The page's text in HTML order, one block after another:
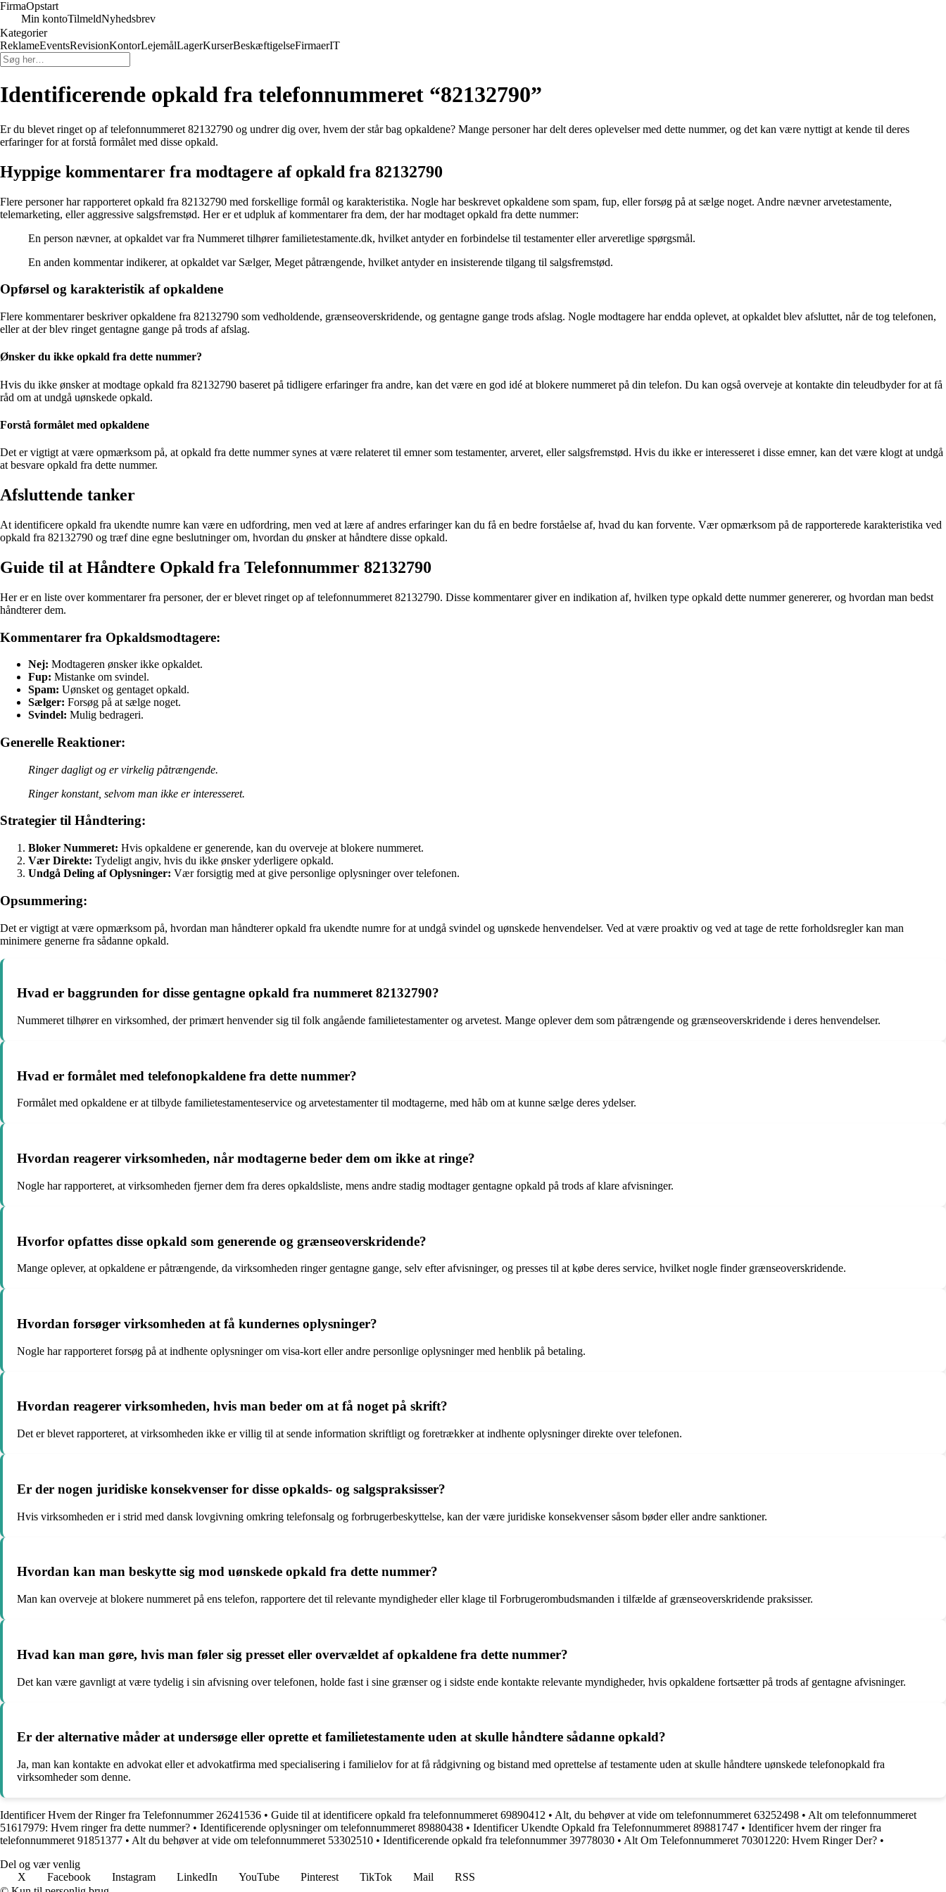
FirmaOpstart
Min kontoTilmeldNyhedsbrev
Kategorier
ReklameEventsRevisionKontorLejemålLagerKurserBeskæftigelseFirmaerIT
Identificerende opkald fra telefonnummeret “82132790”
Er du blevet ringet op af telefonnummeret 82132790 og undrer dig over, hvem der står bag opkaldene? Mange personer har delt deres oplevelser med dette nummer, og det kan være nyttigt at kende til deres
erfaringer for at forstå formålet med disse opkald.
Hyppige kommentarer fra modtagere af opkald fra 82132790
Flere personer har rapporteret opkald fra 82132790 med forskellige formål og karakteristika. Nogle har beskrevet opkaldene som spam, fup, eller forsøg på at sælge noget. Andre nævner arvetestamente,
telemarketing, eller aggressive salgsfremstød. Her er et udpluk af kommentarer fra dem, der har modtaget opkald fra dette nummer:
En person nævner, at opkaldet var fra Nummeret tilhører familietestamente.dk, hvilket antyder en forbindelse til testamenter eller arveretlige spørgsmål.
En anden kommentar indikerer, at opkaldet var Sælger, Meget påtrængende, hvilket antyder en insisterende tilgang til salgsfremstød.
Opførsel og karakteristik af opkaldene
Flere kommentarer beskriver opkaldene fra 82132790 som vedholdende, grænseoverskridende, og gentagne gange trods afslag. Nogle modtagere har endda oplevet, at opkaldet blev afsluttet, når de tog telefonen,
eller at der blev ringet gentagne gange på trods af afslag.
Ønsker du ikke opkald fra dette nummer?
Hvis du ikke ønsker at modtage opkald fra 82132790 baseret på tidligere erfaringer fra andre, kan det være en god idé at blokere nummeret på din telefon. Du kan også overveje at kontakte din teleudbyder for at få
råd om at undgå uønskede opkald.
Forstå formålet med opkaldene
Det er vigtigt at være opmærksom på, at opkald fra dette nummer synes at være relateret til emner som testamenter, arveret, eller salgsfremstød. Hvis du ikke er interesseret i disse emner, kan det være klogt at undgå
at besvare opkald fra dette nummer.
Afsluttende tanker
At identificere opkald fra ukendte numre kan være en udfordring, men ved at lære af andres erfaringer kan du få en bedre forståelse af, hvad du kan forvente. Vær opmærksom på de rapporterede karakteristika ved
opkald fra 82132790 og træf dine egne beslutninger om, hvordan du ønsker at håndtere disse opkald.
Guide til at Håndtere Opkald fra Telefonnummer 82132790
Her er en liste over kommentarer fra personer, der er blevet ringet op af telefonnummeret 82132790. Disse kommentarer giver en indikation af, hvilken type opkald dette nummer genererer, og hvordan man bedst
håndterer dem.
Kommentarer fra Opkaldsmodtagere:
Nej: Modtageren ønsker ikke opkaldet.
Fup: Mistanke om svindel.
Spam: Uønsket og gentaget opkald.
Sælger: Forsøg på at sælge noget.
Svindel: Mulig bedrageri.
Generelle Reaktioner:
Ringer dagligt og er virkelig påtrængende.
Ringer konstant, selvom man ikke er interesseret.
Strategier til Håndtering:
Bloker Nummeret: Hvis opkaldene er generende, kan du overveje at blokere nummeret.
Vær Direkte: Tydeligt angiv, hvis du ikke ønsker yderligere opkald.
Undgå Deling af Oplysninger: Vær forsigtig med at give personlige oplysninger over telefonen.
Opsummering:
Det er vigtigt at være opmærksom på, hvordan man håndterer opkald fra ukendte numre for at undgå svindel og uønskede henvendelser. Ved at være proaktiv og ved at tage de rette forholdsregler kan man
minimere generne fra sådanne opkald.
Hvad er baggrunden for disse gentagne opkald fra nummeret 82132790?
Nummeret tilhører en virksomhed, der primært henvender sig til folk angående familietestamenter og arvetest. Mange oplever dem som påtrængende og grænseoverskridende i deres henvendelser.
Hvad er formålet med telefonopkaldene fra dette nummer?
Formålet med opkaldene er at tilbyde familietestamenteservice og arvetestamenter til modtagerne, med håb om at kunne sælge deres ydelser.
Hvordan reagerer virksomheden, når modtagerne beder dem om ikke at ringe?
Nogle har rapporteret, at virksomheden fjerner dem fra deres opkaldsliste, mens andre stadig modtager gentagne opkald på trods af klare afvisninger.
Hvorfor opfattes disse opkald som generende og grænseoverskridende?
Mange oplever, at opkaldene er påtrængende, da virksomheden ringer gentagne gange, selv efter afvisninger, og presses til at købe deres service, hvilket nogle finder grænseoverskridende.
Hvordan forsøger virksomheden at få kundernes oplysninger?
Nogle har rapporteret forsøg på at indhente oplysninger om visa-kort eller andre personlige oplysninger med henblik på betaling.
Hvordan reagerer virksomheden, hvis man beder om at få noget på skrift?
Det er blevet rapporteret, at virksomheden ikke er villig til at sende information skriftligt og foretrækker at indhente oplysninger direkte over telefonen.
Er der nogen juridiske konsekvenser for disse opkalds- og salgspraksisser?
Hvis virksomheden er i strid med dansk lovgivning omkring telefonsalg og forbrugerbeskyttelse, kan der være juridiske konsekvenser såsom bøder eller andre sanktioner.
Hvordan kan man beskytte sig mod uønskede opkald fra dette nummer?
Man kan overveje at blokere nummeret på ens telefon, rapportere det til relevante myndigheder eller klage til Forbrugerombudsmanden i tilfælde af grænseoverskridende praksisser.
Hvad kan man gøre, hvis man føler sig presset eller overvældet af opkaldene fra dette nummer?
Det kan være gavnligt at være tydelig i sin afvisning over telefonen, holde fast i sine grænser og i sidste ende kontakte relevante myndigheder, hvis opkaldene fortsætter på trods af gentagne afvisninger.
Er der alternative måder at undersøge eller oprette et familietestamente uden at skulle håndtere sådanne opkald?
Ja, man kan kontakte en advokat eller et advokatfirma med specialisering i familielov for at få rådgivning og bistand med oprettelse af testamente uden at skulle håndtere uønskede telefonopkald fra
virksomheder som denne.
Identificer Hvem der Ringer fra Telefonnummer 26241536 • Guide til at identificere opkald fra telefonnummeret 69890412 • Alt, du behøver at vide om telefonnummeret 63252498 • Alt om telefonnummeret
51617979: Hvem ringer fra dette nummer? • Identificerende oplysninger om telefonnummeret 89880438 • Identificer Ukendte Opkald fra Telefonnummeret 89881747 • Identificer hvem der ringer fra
telefonnummeret 91851377 • Alt du behøver at vide om telefonnummeret 53302510 • Identificerende opkald fra telefonnummer 39778030 • Alt Om Telefonnummeret 70301220: Hvem Ringer Der? •
Del og vær venlig
X
Facebook Instagram LinkedIn YouTube Pinterest TikTok Mail
RSS